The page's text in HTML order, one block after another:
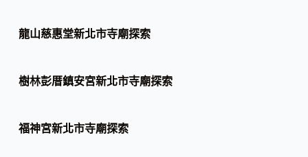
龍山慈惠堂新北市寺廟探索
樹林彭厝鎮安宮新北市寺廟探索
福神宮新北市寺廟探索